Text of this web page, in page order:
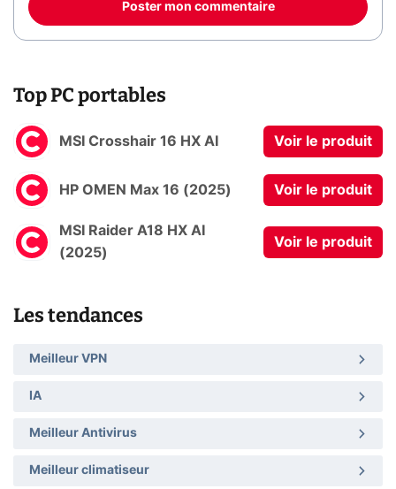
Poster mon commentaire
Top PC portables
MSI Crosshair 16 HX AI Voir le produit
HP OMEN Max 16 (2025) Voir le produit
MSI Raider A18 HX AI
(2025)
Voir le produit
Les tendances
Meilleur VPN
IA
Meilleur Antivirus
Meilleur climatiseur